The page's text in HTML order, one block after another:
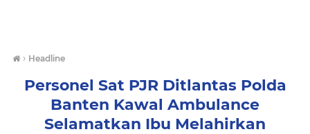
› Headline
Personel Sat PJR Ditlantas Polda
Banten Kawal Ambulance
Selamatkan Ibu Melahirkan